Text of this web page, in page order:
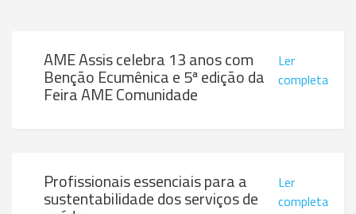
AME Assis celebra 13 anos com
Benção Ecumênica e 5ª edição da
Feira AME Comunidade
Ler
completa
Profissionais essenciais para a
sustentabilidade dos serviços de
Ler
completa